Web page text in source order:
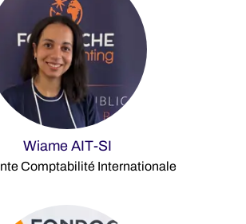
Wiame AIT-SI
Comptabilité Internationale